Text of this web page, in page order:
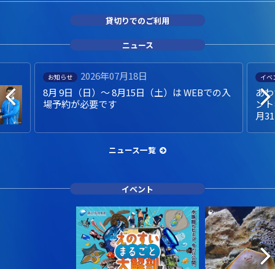
貸切りでのご利用
ニュース
お知らせ
2026年07月18日
8月 9日（日）～ 8月15日（土）は WEBでの入
場予約が必要です
イベ
あ
ン
月
ニュース一覧
イベント